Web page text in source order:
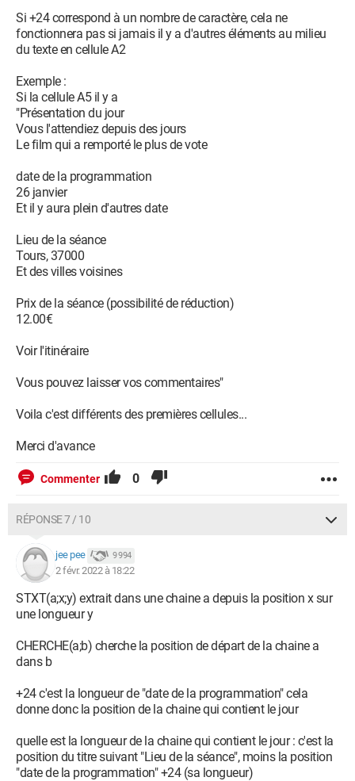
Si +24 correspond à un nombre de caractère, cela ne
fonctionnera pas si jamais il y a d'autres éléments au milieu
du texte en cellule A2
Exemple :
Si la cellule A5 il y a
"Présentation du jour
Vous l'attendiez depuis des jours
Le film qui a remporté le plus de vote
date de la programmation
26 janvier
Et il y aura plein d'autres date
Lieu de la séance
Tours, 37000
Et des villes voisines
Prix de la séance (possibilité de réduction)
12.00€
Voir l'itinéraire
Vous pouvez laisser vos commentaires"
Voila c'est différents des premières cellules...
Merci d'avance
Commenter 0
RÉPONSE 7 / 10
jee pee 9 994
2 févr. 2022 à 18:22
STXT(a;x;y) extrait dans une chaine a depuis la position x sur
une longueur y
CHERCHE(a;b) cherche la position de départ de la chaine a
dans b
+24 c'est la longueur de "date de la programmation" cela
donne donc la position de la chaine qui contient le jour
quelle est la longueur de la chaine qui contient le jour : c'est la
position du titre suivant "Lieu de la séance", moins la position
"date de la programmation" +24 (sa longueur)